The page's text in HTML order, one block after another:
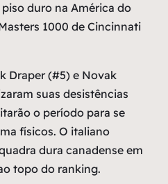
duro na América do
1000 de Cincinnati
Draper (#5) e Novak
suas desistências
o período para se
físicos. O italiano
dura canadense em
topo do ranking.